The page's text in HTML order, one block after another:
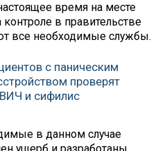
время на месте
в правительстве
все необходимые службы.
с паническим
проверят
и сифилис
в данном случае
ущерб и разработаны